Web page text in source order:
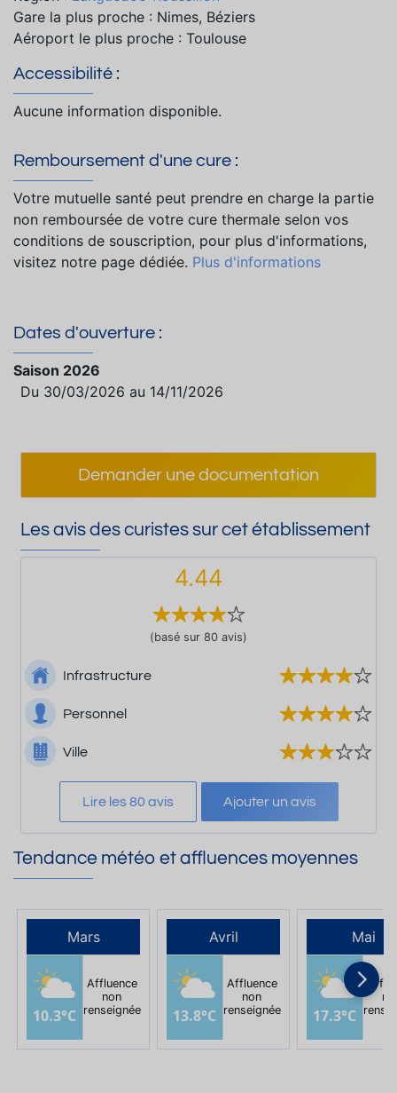
Gare la plus proche : Nimes, Béziers
Aéroport le plus proche : Toulouse
Accessibilité :
Aucune information disponible.
Remboursement d'une cure :
Votre mutuelle santé peut prendre en charge la partie
non remboursée de votre cure thermale selon vos
conditions de souscription, pour plus d'informations,
visitez notre page dédiée. Plus d'informations
Dates d'ouverture :
Saison 2026
Du 30/03/2026 au 14/11/2026
Demander une documentation
Les avis des curistes sur cet établissement
4.44
(basé sur 80 avis)
Infrastructure
Personnel
Ville
Lire les 80 avis Ajouter un avis
Tendance météo et affluences moyennes
Mars
10.3°C
Affluence
non
renseignée
Avril
13.8°C
Affluence
non
renseignée
Mai
17.3°C